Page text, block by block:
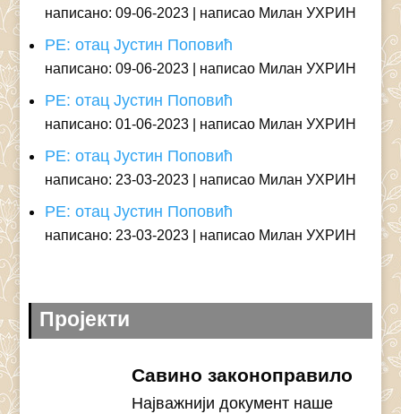
написано: 09-06-2023 написао Милан УХРИН
РЕ: отац Јустин Поповић
написано: 09-06-2023 написао Милан УХРИН
РЕ: отац Јустин Поповић
написано: 01-06-2023 написао Милан УХРИН
РЕ: отац Јустин Поповић
написано: 23-03-2023 написао Милан УХРИН
РЕ: отац Јустин Поповић
написано: 23-03-2023 написао Милан УХРИН
Пројекти
Савино законоправило
Најважнији документ наше